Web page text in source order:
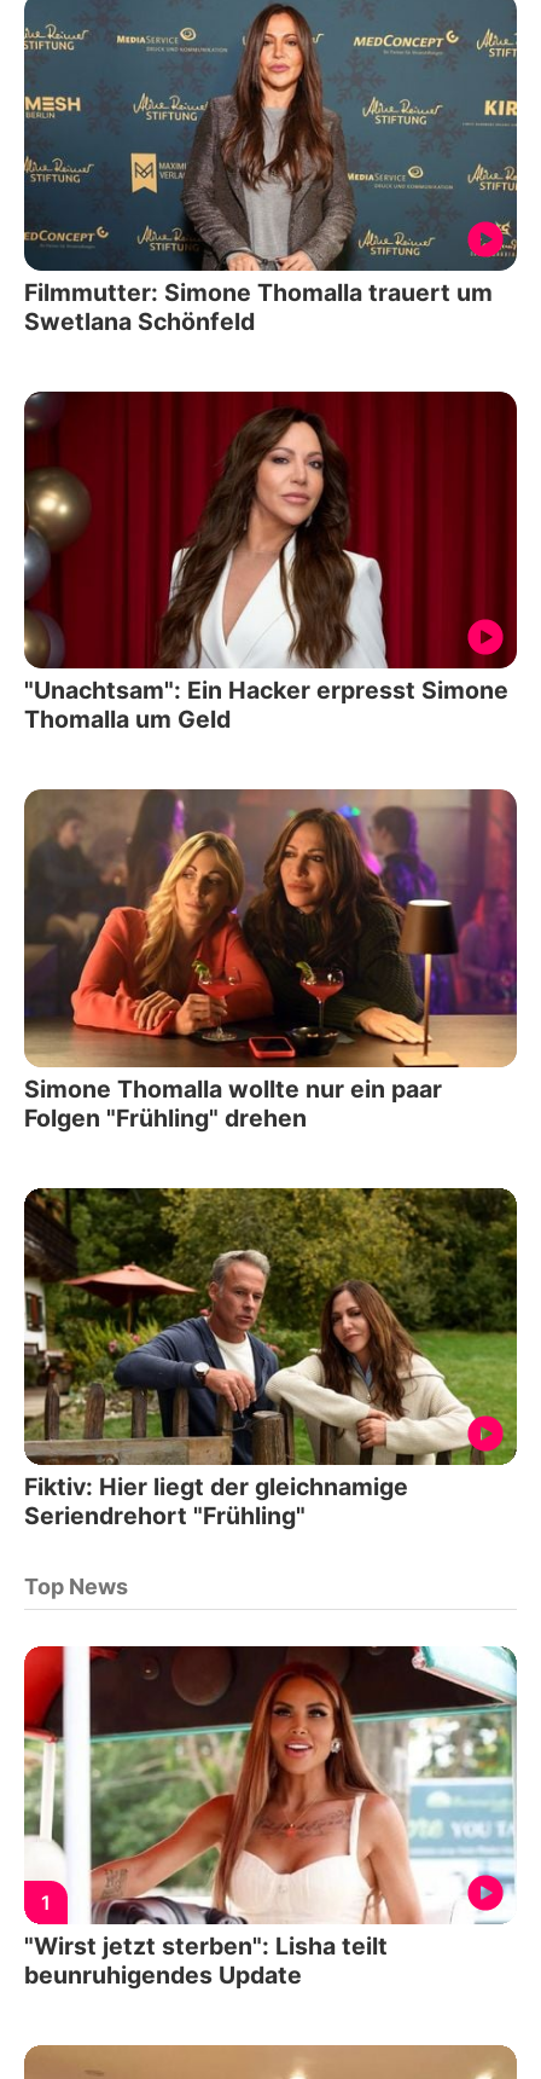
Filmmutter: Simone Thomalla trauert um
Swetlana Schönfeld
"Unachtsam": Ein Hacker erpresst Simone
Thomalla um Geld
Simone Thomalla wollte nur ein paar
Folgen "Frühling" drehen
Fiktiv: Hier liegt der gleichnamige
Seriendrehort "Frühling"
Top News
1
"Wirst jetzt sterben": Lisha teilt
beunruhigendes Update